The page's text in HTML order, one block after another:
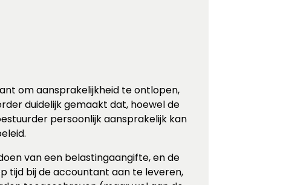
om aansprakelijkheid te ontlopen,
duidelijk gemaakt dat, hoewel de
persoonlijk aansprakelijk kan
van een belastingaangifte, en de
tijd bij de accountant aan te leveren,